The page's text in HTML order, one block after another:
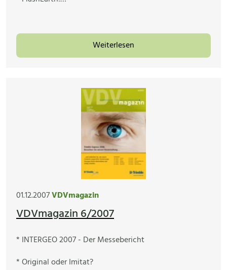
Weiterlesen
01.12.2007VDVmagazin
VDVmagazin 6/2007
* INTERGEO 2007 - Der Messebericht
* Original oder Imitat?